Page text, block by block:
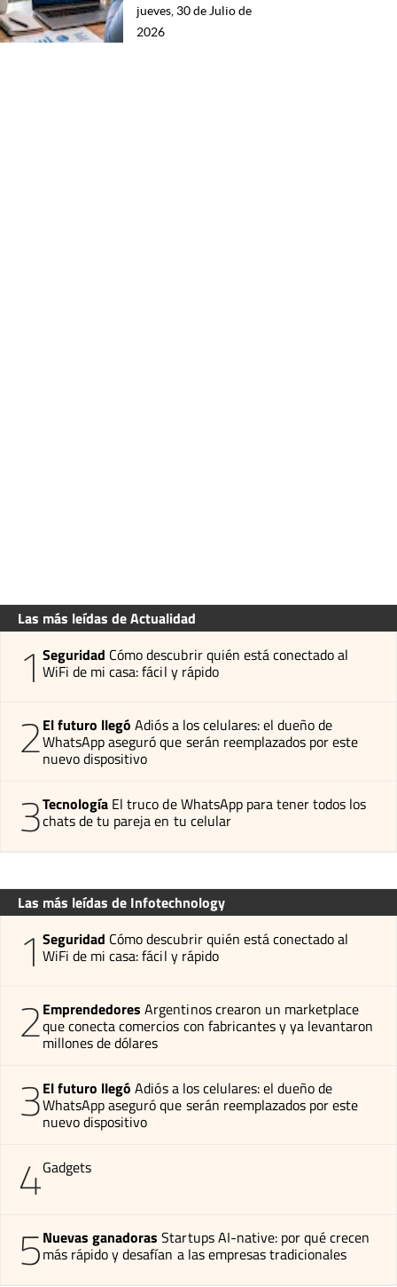
jueves, 30 de Julio de
2026
Las más leídas de Actualidad
1 Seguridad Cómo descubrir quién está conectado al
WiFi de mi casa: fácil y rápido
2El futuro llegó Adiós a los celulares: el dueño de
WhatsApp aseguró que serán reemplazados por este
nuevo dispositivo
3Tecnología El truco de WhatsApp para tener todos los
chats de tu pareja en tu celular
Las más leídas de Infotechnology
1 Seguridad Cómo descubrir quién está conectado al
WiFi de mi casa: fácil y rápido
2Emprendedores Argentinos crearon un marketplace
que conecta comercios con fabricantes y ya levantaron
millones de dólares
3El futuro llegó Adiós a los celulares: el dueño de
WhatsApp aseguró que serán reemplazados por este
nuevo dispositivo
4Gadgets
5Nuevas ganadoras Startups AI-native: por qué crecen
más rápido y desafían a las empresas tradicionales